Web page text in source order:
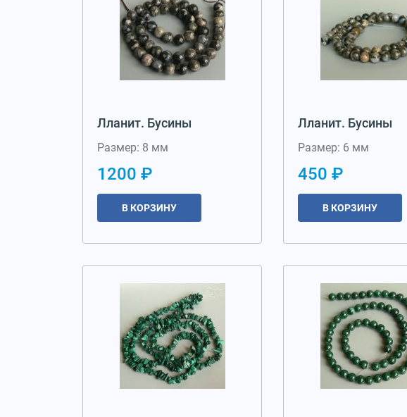
Лланит. Бусины
Размер: 8 мм
1200 ₽
В КОРЗИНУ
Лланит. Бусины
Размер: 6 мм
450 ₽
В КОРЗИНУ